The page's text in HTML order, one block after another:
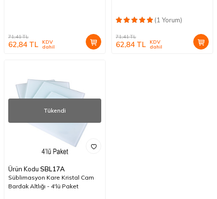
71,41TL
62,84 TL KDV
dahil
(1 Yorum)
71,41TL
62,84 TL KDV
dahil
Tükendi
Ürün Kodu SBL17A
Süblimasyon Kare Kristal Cam
Bardak Altlığı - 4'lü Paket